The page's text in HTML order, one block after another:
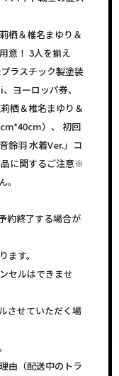
栖＆椎名まゆり＆
意！ 3人を揃え
ラスチック製塗装
ヨーロッパ券、
栖＆椎名まゆり＆
）、 初回
鈴羽 水着Ver.」コ
に関するご注意※
約終了する場合が
す。
セルはできませ
させていただく場
由（配送中のトラ